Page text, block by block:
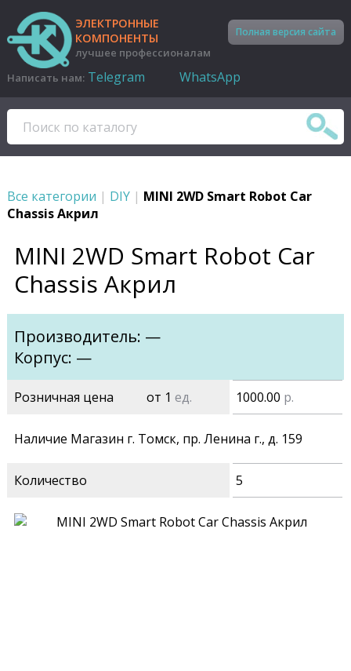
ЭЛЕКТРОННЫЕ
КОМПОНЕНТЫ
лучшее профессионалам
Полная версия сайта
Написать нам: Telegram WhatsApp
Все категории | DIY | MINI 2WD Smart Robot Car
Chassis Акрил
MINI 2WD Smart Robot Car
Chassis Акрил
Производитель: —
Корпус: —
Розничная цена от 1 ед. 1000.00 р.
Наличие Магазин г. Томск, пр. Ленина г., д. 159
Количество 5